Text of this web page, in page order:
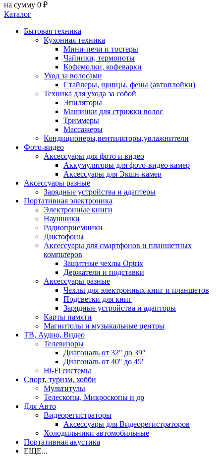
на сумму 0 ₽
Каталог
Бытовая техника
Кухонная техника
Мини-печи и тостеры
Чайники, термопоты
Кофемолки, кофеварки
Уход за волосами
Стайлеры, щипцы, фены (автоплойки)
Техника для ухода за собой
Эпиляторы
Машинки для стрижки волос
Триммеры
Массажеры
Кондиционеры,вентиляторы,увлажнители
Фото-видео
Аксессуары для фото и видео
Аккумуляторы для фото-видео камер
Аксессуары для Экшн-камер
Аксессуары разные
Зарядные устройства и адаптеры
Портативная электроника
Электронные книги
Наушники
Радиоприемники
Диктофоны
Аксессуары для смартфонов и планшетных
компьтеров
Защитные чехлы Optrix
Держатели и подставки
Аксессуары разные
Чехлы для электронных книг и планшетов
Подсветки для книг
Зарядные устройства и адапторы
Карты памяти
Магнитолы и музыкальные центры
ТВ, Аудио, Видео
Телевизоры
Диагональ от 32" до 39"
Диагональ от 40'' до 45''
Hi-Fi системы
Спорт, туризм, хобби
Мультитулы
Телескопы, Микроскопы и др
Для Авто
Видеорегистраторы
Аксессуары для Видеорегистраторов
Холодильники автомобильные
Портативная акустика
ЕЩЕ...